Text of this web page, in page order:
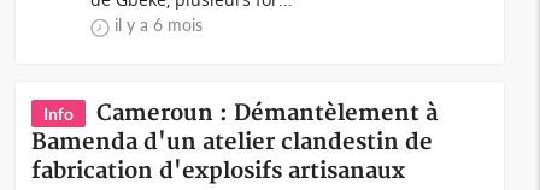
il y a 6 mois
Info
Cameroun : Démantèlement à
Bamenda d'un atelier clandestin de
fabrication d'explosifs artisanaux